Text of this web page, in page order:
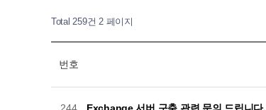
Total 259건 2 페이지
번호